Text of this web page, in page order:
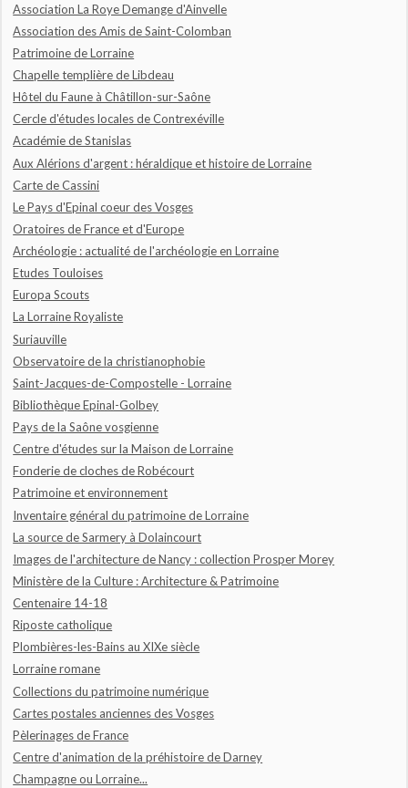
Association La Roye Demange d'Ainvelle
Association des Amis de Saint-Colomban
Patrimoine de Lorraine
Chapelle templière de Libdeau
Hôtel du Faune à Châtillon-sur-Saône
Cercle d'études locales de Contrexéville
Académie de Stanislas
Aux Alérions d'argent : héraldique et histoire de Lorraine
Carte de Cassini
Le Pays d'Epinal coeur des Vosges
Oratoires de France et d'Europe
Archéologie : actualité de l'archéologie en Lorraine
Etudes Touloises
Europa Scouts
La Lorraine Royaliste
Suriauville
Observatoire de la christianophobie
Saint-Jacques-de-Compostelle - Lorraine
Bibliothèque Epinal-Golbey
Pays de la Saône vosgienne
Centre d'études sur la Maison de Lorraine
Fonderie de cloches de Robécourt
Patrimoine et environnement
Inventaire général du patrimoine de Lorraine
La source de Sarmery à Dolaincourt
Images de l'architecture de Nancy : collection Prosper Morey
Ministère de la Culture : Architecture & Patrimoine
Centenaire 14-18
Riposte catholique
Plombières-les-Bains au XIXe siècle
Lorraine romane
Collections du patrimoine numérique
Cartes postales anciennes des Vosges
Pèlerinages de France
Centre d'animation de la préhistoire de Darney
Champagne ou Lorraine...